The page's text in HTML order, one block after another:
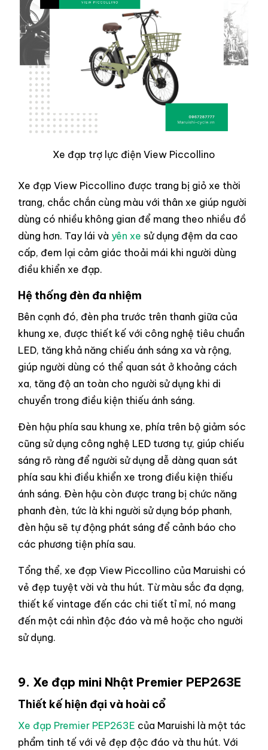
Xe đạp trợ lực điện View Piccollino
Xe đạp View Piccollino được trang bị giỏ xe thời
trang, chắc chắn cùng màu với thân xe giúp người
dùng có nhiều không gian để mang theo nhiều đồ
dùng hơn. Tay lái và yên xe sử dụng đệm da cao
cấp, đem lại cảm giác thoải mái khi người dùng
điều khiển xe đạp.
Hệ thống đèn đa nhiệm
Bên cạnh đó, đèn pha trước trên thanh giữa của
khung xe, được thiết kế với công nghệ tiêu chuẩn
LED, tăng khả năng chiếu ánh sáng xa và rộng,
giúp người dùng có thể quan sát ở khoảng cách
xa, tăng độ an toàn cho người sử dụng khi di
chuyển trong điều kiện thiếu ánh sáng.
Đèn hậu phía sau khung xe, phía trên bộ giảm sóc
cũng sử dụng công nghệ LED tương tự, giúp chiếu
sáng rõ ràng để người sử dụng dễ dàng quan sát
phía sau khi điều khiển xe trong điều kiện thiếu
ánh sáng. Đèn hậu còn được trang bị chức năng
phanh đèn, tức là khi người sử dụng bóp phanh,
đèn hậu sẽ tự động phát sáng để cảnh báo cho
các phương tiện phía sau.
Tổng thể, xe đạp View Piccollino của Maruishi có
vẻ đẹp tuyệt vời và thu hút. Từ màu sắc đa dạng,
thiết kế vintage đến các chi tiết tỉ mỉ, nó mang
đến một cái nhìn độc đáo và mê hoặc cho người
sử dụng.
9. Xe đạp mini Nhật Premier PEP263E
Thiết kế hiện đại và hoài cổ
Xe đạp Premier PEP263E của Maruishi là một tác
phẩm tinh tế với vẻ đẹp độc đáo và thu hút. Với